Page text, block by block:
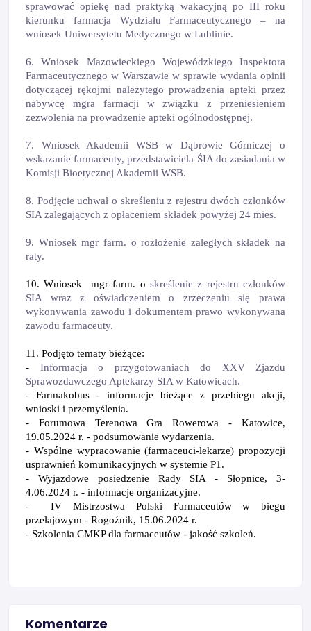
sprawować opiekę nad praktyką wakacyjną po III roku
kierunku farmacja Wydziału Farmaceutycznego – na
wniosek Uniwersytetu Medycznego w Lublinie.
6. Wniosek Mazowieckiego Wojewódzkiego Inspektora
Farmaceutycznego w Warszawie w sprawie wydania opinii
dotyczącej rękojmi należytego prowadzenia apteki przez
nabywcę mgra farmacji w związku z przeniesieniem
zezwolenia na prowadzenie apteki ogólnodostępnej.
7. Wniosek Akademii WSB w Dąbrowie Górniczej o
wskazanie farmaceuty, przedstawiciela ŚIA do zasiadania w
Komisji Bioetycznej Akademii WSB.
8. Podjęcie uchwał o skreśleniu z rejestru dwóch członków
SIA zalegających z opłaceniem składek powyżej 24 mies.
9. Wniosek mgr farm. o rozłożenie zaległych składek na
raty.
10. Wniosek mgr farm. oskreślenie z rejestru członków
SIA wraz z oświadczeniem o zrzeczeniu się prawa
wykonywania zawodu i dokumentem prawo wykonywana
zawodu farmaceuty.
11. Podjęto tematy bieżące:
- Informacja o przygotowaniach do XXV Zjazdu
Sprawozdawczego Aptekarzy SIA w Katowicach.
- Farmakobus - informacje bieżące z przebiegu akcji,
wnioski i przemyślenia.
- Forumowa Terenowa Gra Rowerowa - Katowice,
19.05.2024 r. - podsumowanie wydarzenia.
- Wspólne wypracowanie (farmaceuci-lekarze) propozycji
usprawnień komunikacyjnych w systemie P1.
- Wyjazdowe posiedzenie Rady SIA - Słopnice, 3-
4.06.2024 r. - informacje organizacyjne.
-
IV Mistrzostwa Polski Farmaceutów w biegu
przełajowym - Rogoźnik, 15.06.2024 r.
- Szkolenia CMKP dla farmaceutów - jakość szkoleń.
Komentarze